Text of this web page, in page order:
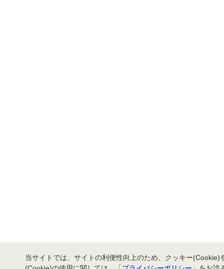
当サイトでは、サイトの利便性向上のため、クッキー